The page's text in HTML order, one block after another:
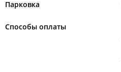
Парковка
Способы оплаты